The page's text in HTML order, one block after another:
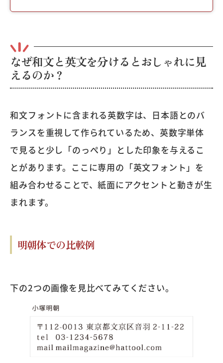
なぜ和文と英文を分けるとおしゃれに見
えるのか？
和文フォントに含まれる英数字は、日本語とのバ
ランスを重視して作られているため、英数字単体
で見ると少し「のっぺり」とした印象を与えるこ
とがあります。ここに専用の「英文フォント」を
組み合わせることで、紙面にアクセントと動きが生
まれます。
明朝体での比較例
下の2つの画像を見比べてみてください。